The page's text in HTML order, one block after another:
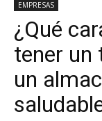
EMPRESAS
¿Qué
tener un
un